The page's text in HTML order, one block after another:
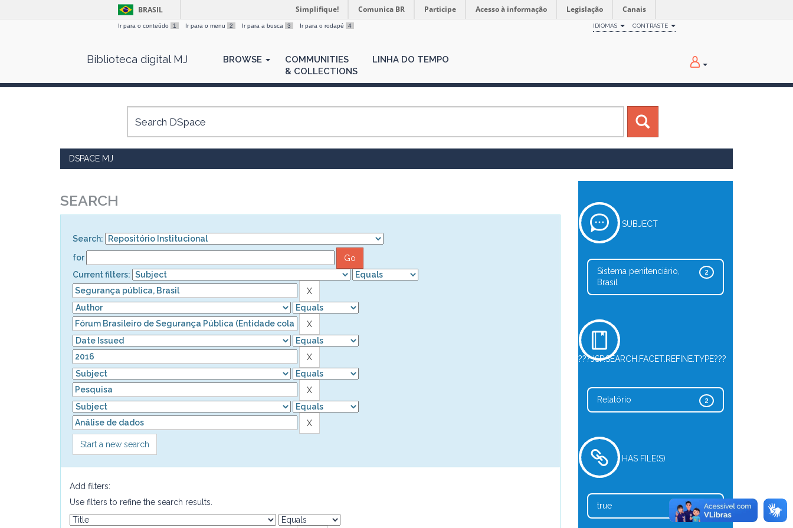
BRASIL Simplifique! Comunica BR Participe Acesso à informação Legislação Canais
Ir para o conteúdo 1 Ir para o menu 2 Ir para a busca 3 Ir para o rodapé 4 IDIOMAS CONTRASTE
Biblioteca digital MJ BROWSE
COMMUNITIES
& COLLECTIONS
LINHA DO TEMPO
DSPACE MJ
SEARCH
Search:
for
Current filters:
Start a new search
Add filters:
Use filters to refine the search results.
SUBJECT
2
Sistema penitenciário,
Brasil
???JSP.SEARCH.FACET.REFINE.TYPE???
2
Relatório
HAS FILE(S)
2
true